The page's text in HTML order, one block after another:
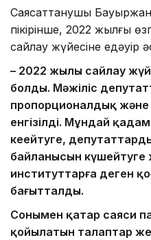
Саясаттанушы
пікірінше, 2022 жылғы
сайлау жүйесіне едәуір
– 2022 жылы сайлау
болды. Мәжіліс
пропорционалдық
енгізілді. Мұндай
кеңейтуге,
байланысын күшейтуге
институттарға деген
бағытталды.
Сонымен қатар саяси
қойылатын талаптар